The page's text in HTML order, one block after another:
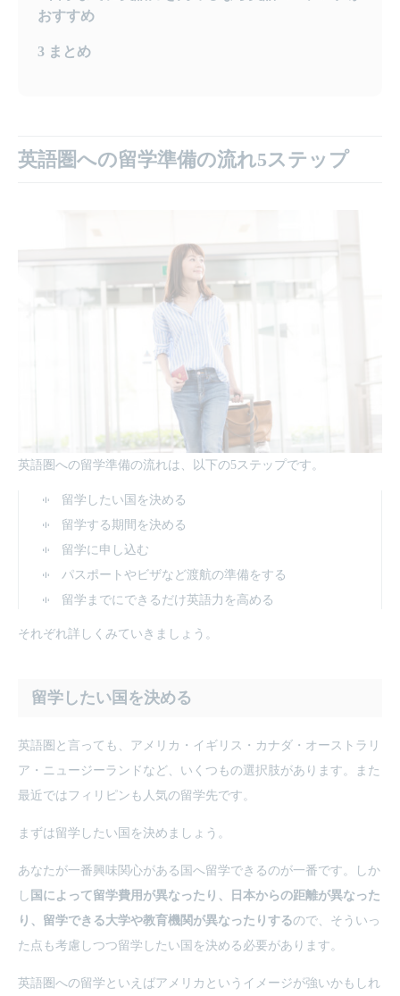
おすすめ
3 まとめ
英語圏への留学準備の流れ5ステップ
英語圏への留学準備の流れは、以下の5ステップです。
留学したい国を決める
留学する期間を決める
留学に申し込む
パスポートやビザなど渡航の準備をする
留学までにできるだけ英語力を高める
それぞれ詳しくみていきましょう。
留学したい国を決める
英語圏と言っても、アメリカ・イギリス・カナダ・オーストラリ
ア・ニュージーランドなど、いくつもの選択肢があります。また
最近ではフィリピンも人気の留学先です。
まずは留学したい国を決めましょう。
あなたが一番興味関心がある国へ留学できるのが一番です。しか
し 国によって留学費用が異なったり、日本からの距離が異なった
り、留学できる大学や教育機関が異なったりするので、そういっ
た点も考慮しつつ留学したい国を決める必要があります。
英語圏への留学といえばアメリカというイメージが強いかもしれ